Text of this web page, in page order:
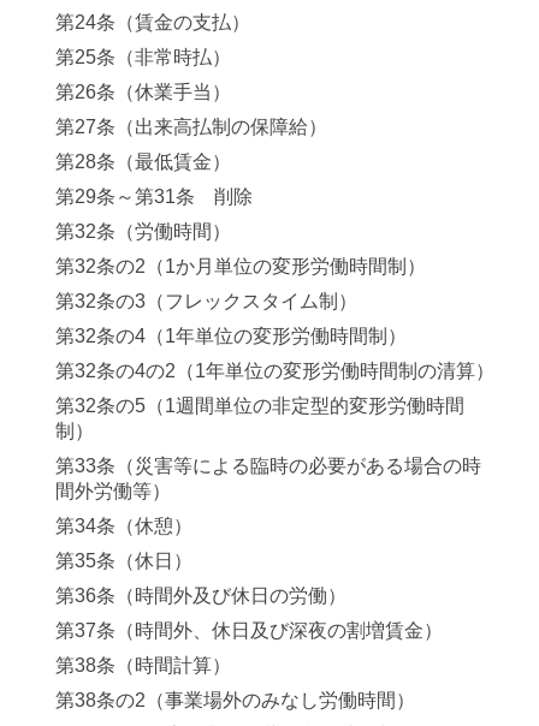
第24条（賃金の支払）
第25条（非常時払）
第26条（休業手当）
第27条（出来高払制の保障給）
第28条（最低賃金）
第29条～第31条 削除
第32条（労働時間）
第32条の2（1か月単位の変形労働時間制）
第32条の3（フレックスタイム制）
第32条の4（1年単位の変形労働時間制）
第32条の4の2（1年単位の変形労働時間制の清算）
第32条の5（1週間単位の非定型的変形労働時間
制）
第33条（災害等による臨時の必要がある場合の時
間外労働等）
第34条（休憩）
第35条（休日）
第36条（時間外及び休日の労働）
第37条（時間外、休日及び深夜の割増賃金）
第38条（時間計算）
第38条の2（事業場外のみなし労働時間）